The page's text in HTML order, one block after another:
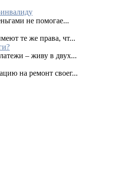
не помогае...
те же права, чт...
– живу в двух...
на ремонт своег...